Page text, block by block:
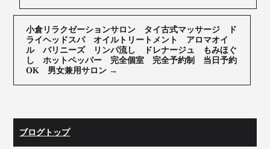
小倉リラクゼーションサロン タイ古式マッサージ ド
ライヘッドスパ オイルトリートメント アロマオイ
ル バリニーズ リンパ流し ドレナージュ もみほぐ
し ホットペッパー 完全個室 完全予約制 当日予約
OK 男女兼用サロン →
ブログトップ